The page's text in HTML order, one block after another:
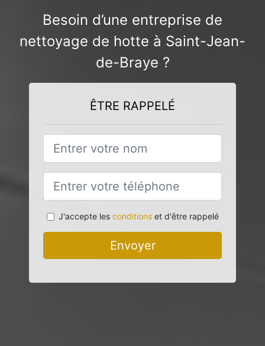
Besoin d’une entreprise de
nettoyage de hotte à Saint-Jean-
de-Braye ?
ÊTRE RAPPELÉ
J'accepte les conditionset d'être rappelé
Envoyer